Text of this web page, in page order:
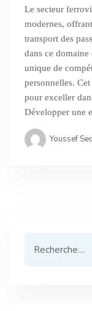
Le secteur
modernes,
transport des
dans ce
unique de
personnelles.
pour exceller
Développer une
Youssef